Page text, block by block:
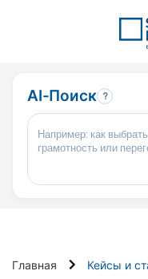
AI-Поиск ?
Главная Кейсы и